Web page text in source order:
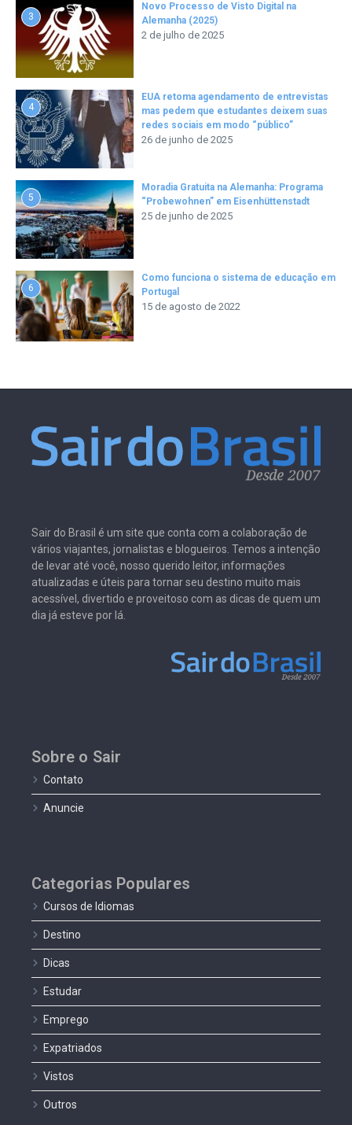
3
Novo Processo de Visto Digital na
Alemanha (2025)
2 de julho de 2025
4
EUA retoma agendamento de entrevistas
mas pedem que estudantes deixem suas
redes sociais em modo “público”
26 de junho de 2025
5
Moradia Gratuita na Alemanha: Programa
“Probewohnen” em Eisenhüttenstadt
25 de junho de 2025
6
Como funciona o sistema de educação em
Portugal
15 de agosto de 2022
Sair do Brasil é um site que conta com a colaboração de
vários viajantes, jornalistas e blogueiros. Temos a intenção
de levar até você, nosso querido leitor, informações
atualizadas e úteis para tornar seu destino muito mais
acessível, divertido e proveitoso com as dicas de quem um
dia já esteve por lá.
Sobre o Sair
Contato
Anuncie
Categorias Populares
Cursos de Idiomas
Destino
Dicas
Estudar
Emprego
Expatriados
Vistos
Outros